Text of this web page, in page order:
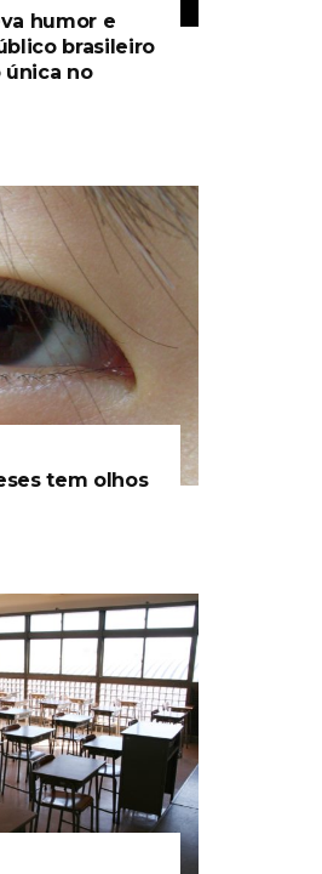
humor e
brasileiro
única no
tem olhos